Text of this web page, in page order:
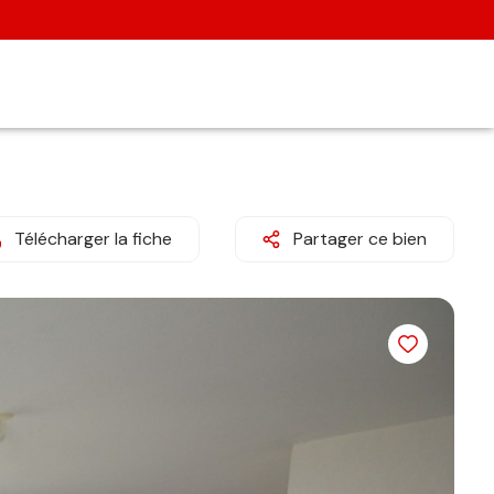
Télécharger la fiche Partager ce bien